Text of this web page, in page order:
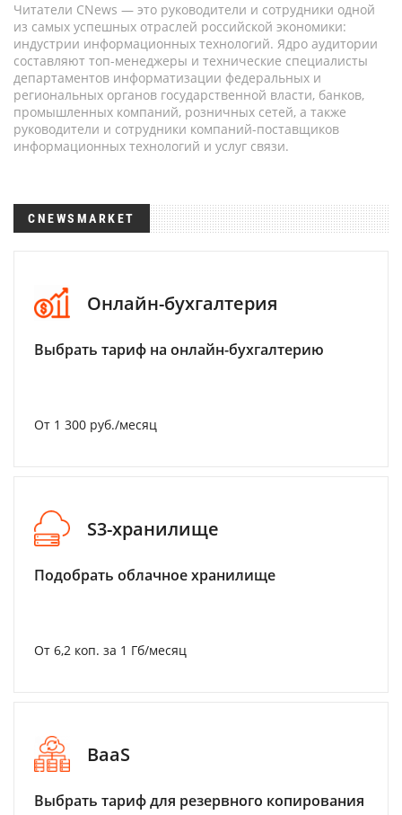
Читатели CNews — это руководители и сотрудники одной
из самых успешных отраслей российской экономики:
индустрии информационных технологий. Ядро аудитории
составляют топ-менеджеры и технические специалисты
департаментов информатизации федеральных и
региональных органов государственной власти, банков,
промышленных компаний, розничных сетей, а также
руководители и сотрудники компаний-поставщиков
информационных технологий и услуг связи.
CNEWSMARKET
Онлайн-бухгалтерия
Выбрать тариф на онлайн-бухгалтерию
От 1 300 руб./месяц
S3-хранилище
Подобрать облачное хранилище
От 6,2 коп. за 1 Гб/месяц
BaaS
Выбрать тариф для резервного копирования